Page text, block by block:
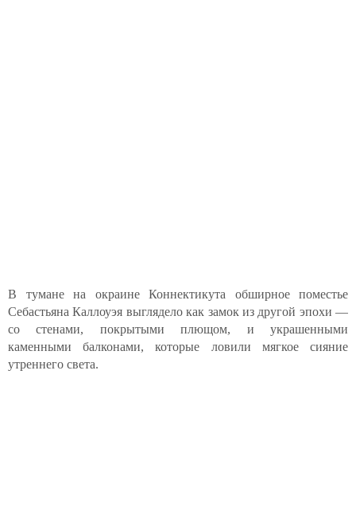
В тумане на окраине Коннектикута обширное поместье
Себастьяна Каллоуэя выглядело как замок из другой эпохи —
со стенами, покрытыми плющом, и украшенными
каменными балконами, которые ловили мягкое сияние
утреннего света.